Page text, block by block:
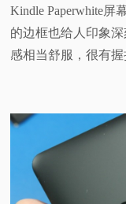
Kindle Paperwhite
的边框也给人印象深
感相当舒服，很有握